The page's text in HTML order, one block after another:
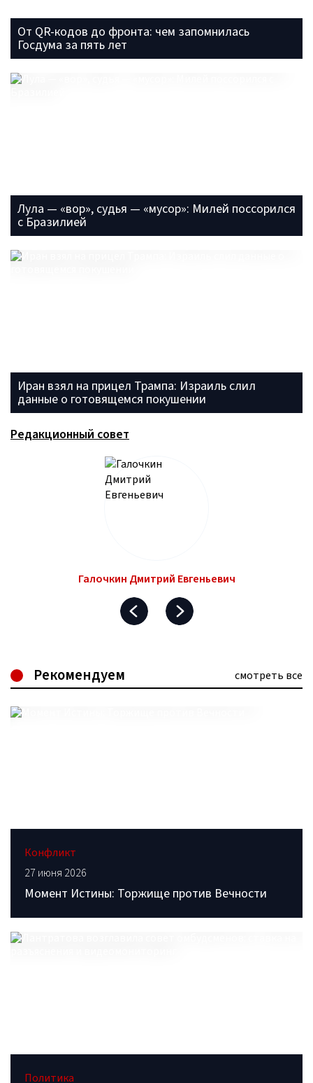
От QR-кодов до фронта: чем запомнилась
Госдума за пять лет
Лула — «вор», судья — «мусор»: Милей поссорился
с Бразилией
Иран взял на прицел Трампа: Израиль слил
данные о готовящемся покушении
Редакционный совет
Галочкин Дмитрий Евгеньевич
Рекомендуем смотреть все
Конфликт
27 июня 2026
Момент Истины: Торжище против Вечности
Политика